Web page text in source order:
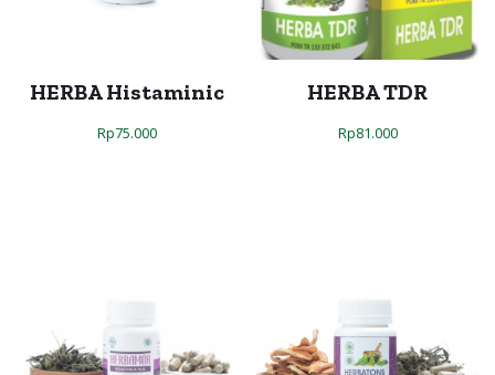
HERBA Histaminic
Rp75.000
HERBA TDR
Rp81.000